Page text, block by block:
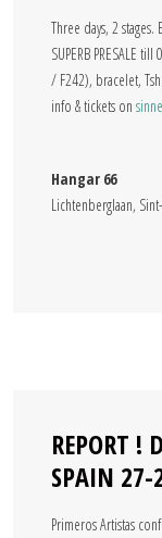
Three days, 2
SUPERB PRESALE
/ F242), bracelet,
info & tickets on
Hangar 66
Lichtenberglaan,
REPORT !
SPAIN
Primeros Artistas